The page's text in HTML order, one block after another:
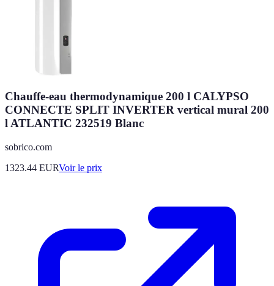
Chauffe-eau thermodynamique 200 l CALYPSO
CONNECTE SPLIT INVERTER vertical mural 200
l ATLANTIC 232519 Blanc
sobrico.com
1323.44 EURVoir le prix